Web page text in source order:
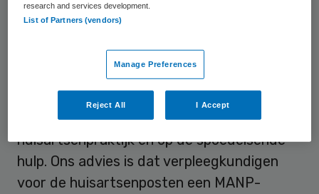
huisartsenposten te verminderen.
van de vereniging: “Wij zetten
bij hoe deze functie zich verhoudt tot de
bestaande functies van verpleegkundig
specialist/nurse practitioner in de
huisartsenpraktijk en op de spoedeisende
hulp. Ons advies is dat verpleegkundigen
voor de huisartsenposten een MANP-
research and services development.
List of Partners (vendors)
Manage Preferences
Reject All I Accept